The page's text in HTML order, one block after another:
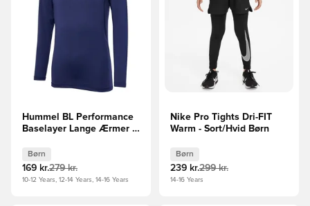
Hummel BL Performance
Baselayer Lange Ærmer -
Børn
169 kr.279 kr.
10-12 Years, 12-14 Years, 14-16 Years
Nike Pro Tights Dri-FIT
Warm - Sort/Hvid Børn
Børn
239 kr.299 kr.
14-16 Years